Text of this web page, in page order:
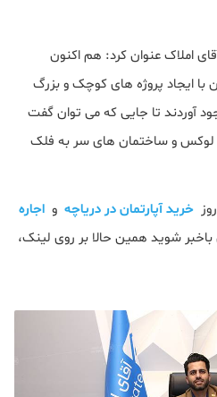
املاک عنوان کرد: هم اکنون
گذاران در منطقه ۲۲ تهران با ایجاد پروژه های کوچک و بزرگ
آوردند تا جایی که می توان گفت
های لوکس و ساختمان های سر به فلک
خرید آپارتمان در دریاچه و اجاره
باخبر شوید همین حالا بر روی لینک،